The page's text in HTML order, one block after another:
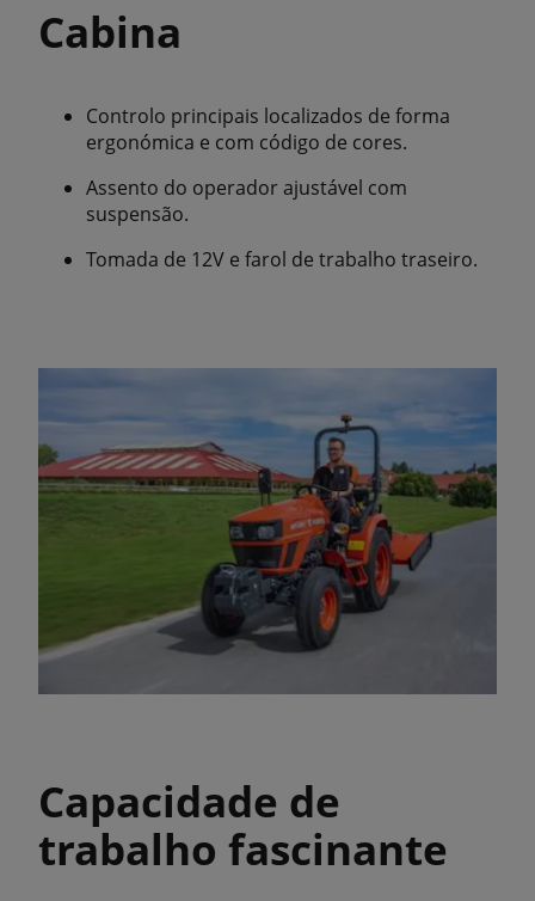
Cabina
Controlo principais localizados de forma
ergonómica e com código de cores.
Assento do operador ajustável com
suspensão.
Tomada de 12V e farol de trabalho traseiro.
Capacidade de
trabalho fascinante